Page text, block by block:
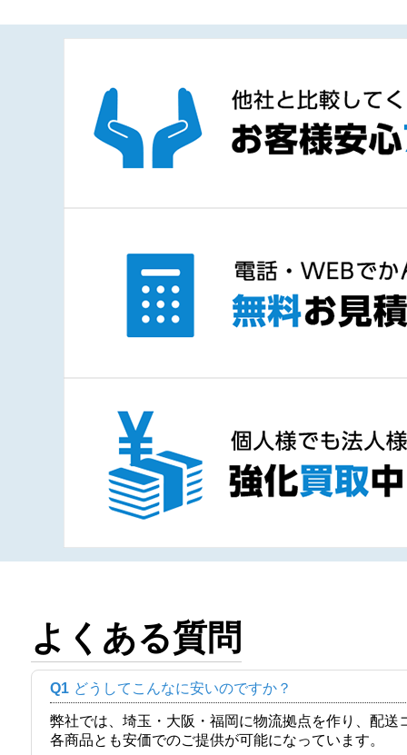
よくある質問
Q1 どうしてこんなに安いのですか？
弊社では、埼玉・大阪・福岡に物流拠点を作り、配
各商品とも安価でのご提供が可能になっています。